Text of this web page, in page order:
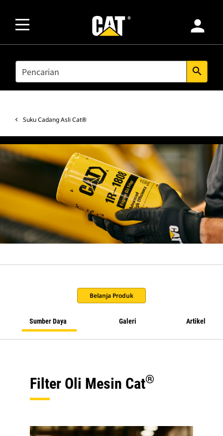
person
SEARCH search
Suku Cadang Asli Cat®
Belanja Produk
Sumber Daya Galeri Artikel
Filter Oli Mesin Cat®